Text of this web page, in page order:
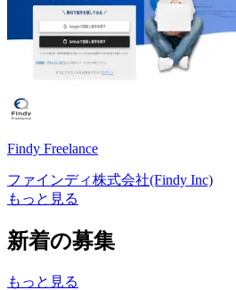
Findy Freelance
ファインディ株式会社(Findy Inc)
もっと見る
新着の募集
もっと見る